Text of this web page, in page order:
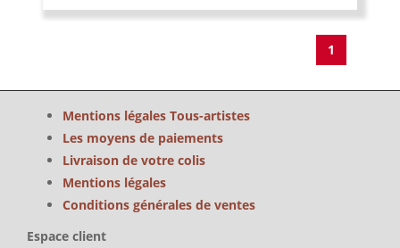
1
Mentions légales Tous-artistes
Les moyens de paiements
Livraison de votre colis
Mentions légales
Conditions générales de ventes
Espace client